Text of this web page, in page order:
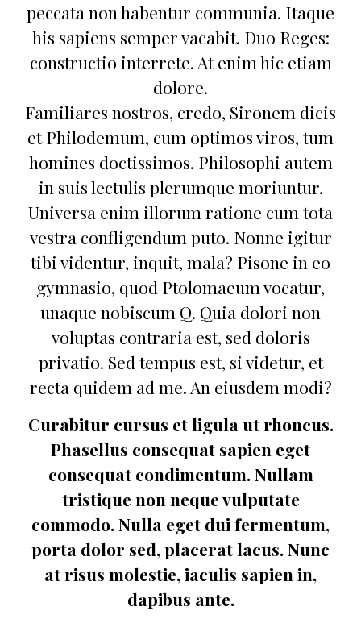
peccata non habentur communia. Itaque
his sapiens semper vacabit. Duo Reges:
constructio interrete. At enim hic etiam
dolore.
Familiares nostros, credo, Sironem dicis
et Philodemum, cum optimos viros, tum
homines doctissimos. Philosophi autem
in suis lectulis plerumque moriuntur.
Universa enim illorum ratione cum tota
vestra confligendum puto. Nonne igitur
tibi videntur, inquit, mala? Pisone in eo
gymnasio, quod Ptolomaeum vocatur,
unaque nobiscum Q. Quia dolori non
voluptas contraria est, sed doloris
privatio. Sed tempus est, si videtur, et
recta quidem ad me. An eiusdem modi?
Curabitur cursus et ligula ut rhoncus.
Phasellus consequat sapien eget
consequat condimentum. Nullam
tristique non neque vulputate
commodo. Nulla eget dui fermentum,
porta dolor sed, placerat lacus. Nunc
at risus molestie, iaculis sapien in,
dapibus ante.